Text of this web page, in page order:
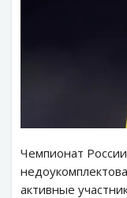
Чемпионат
активные